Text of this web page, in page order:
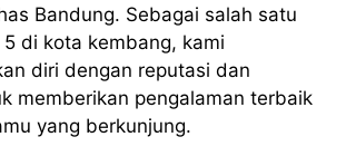
Bandung. Sebagai salah satu
di kota kembang, kami
diri dengan reputasi dan
memberikan pengalaman terbaik
yang berkunjung.